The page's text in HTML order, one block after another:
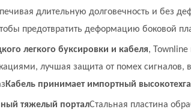
длительную долговечность и без
предотвратить деформацию боковой
легкого буксировки и кабеля,
лучшая защита от помех
Кабель принимает импортный
тяжелый порталСтальная пластина